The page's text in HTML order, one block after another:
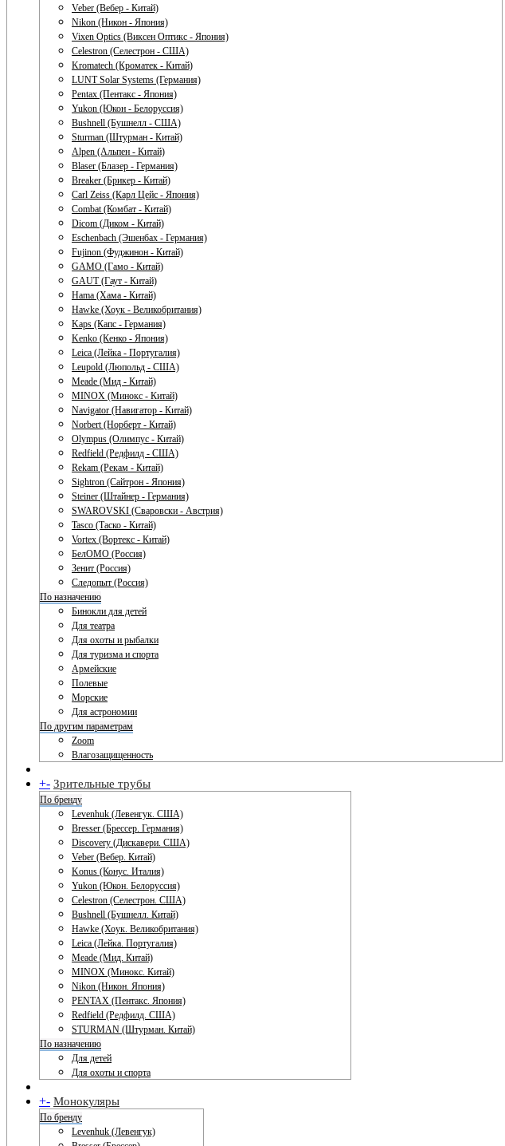
Veber (Вебер - Китай)
Nikon (Никон - Япония)
Vixen Optics (Виксен Оптикс - Япония)
Celestron (Селестрон - США)
Kromatech (Кроматек - Китай)
LUNT Solar Systems (Германия)
Pentax (Пентакс - Япония)
Yukon (Юкон - Белоруссия)
Bushnell (Бушнелл - США)
Sturman (Штурман - Китай)
Alpen (Альпен - Китай)
Blaser (Блазер - Германия)
Breaker (Брикер - Китай)
Carl Zeiss (Карл Цейс - Япония)
Combat (Комбат - Китай)
Dicom (Диком - Китай)
Eschenbach (Эшенбах - Германия)
Fujinon (Фуджинон - Китай)
GAMO (Гамо - Китай)
GAUT (Гаут - Китай)
Hama (Хама - Китай)
Hawke (Хоук - Великобритания)
Kaps (Капс - Германия)
Kenko (Кенко - Япония)
Leica (Лейка - Португалия)
Leupold (Люпольд - США)
Meade (Мид - Китай)
MINOX (Минокс - Китай)
Navigator (Навигатор - Китай)
Norbert (Норберт - Китай)
Olympus (Олимпус - Китай)
Redfield (Редфилд - США)
Rekam (Рекам - Китай)
Sightron (Сайтрон - Япония)
Steiner (Штайнер - Германия)
SWAROVSKI (Сваровски - Австрия)
Tasco (Таско - Китай)
Vortex (Вортекс - Китай)
БелОМО (Россия)
Зенит (Россия)
Следопыт (Россия)
По назначению
Бинокли для детей
Для театра
Для охоты и рыбалки
Для туризма и спорта
Армейские
Полевые
Морские
Для астрономии
По другим параметрам
Zoom
Влагозащищенность
+- Зрительные трубы
По бренду
Levenhuk (Левенгук. США)
Bresser (Брессер. Германия)
Discovery (Дискавери. США)
Veber (Вебер. Китай)
Konus (Конус. Италия)
Yukon (Юкон. Белоруссия)
Celestron (Селестрон. США)
Bushnell (Бушнелл. Китай)
Hawke (Хоук. Великобритания)
Leica (Лейка. Португалия)
Meade (Мид. Китай)
MINOX (Минокс. Китай)
Nikon (Никон. Япония)
PENTAX (Пентакс. Япония)
Redfield (Редфилд. США)
STURMAN (Штурман. Китай)
По назначению
Для детей
Для охоты и спорта
+- Монокуляры
По бренду
Levenhuk (Левенгук)